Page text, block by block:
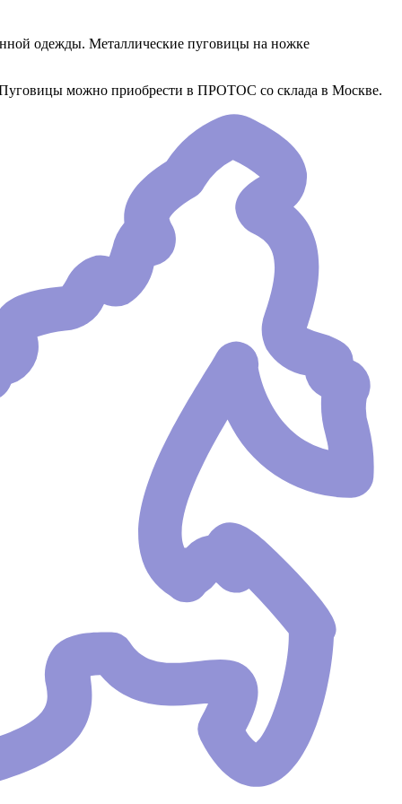
одежды. Металлические пуговицы на ножке
Пуговицы можно приобрести в ПРОТОС со склада в Москве.